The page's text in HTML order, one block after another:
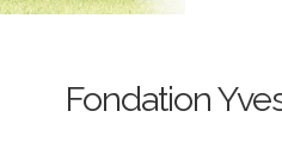
Fondation